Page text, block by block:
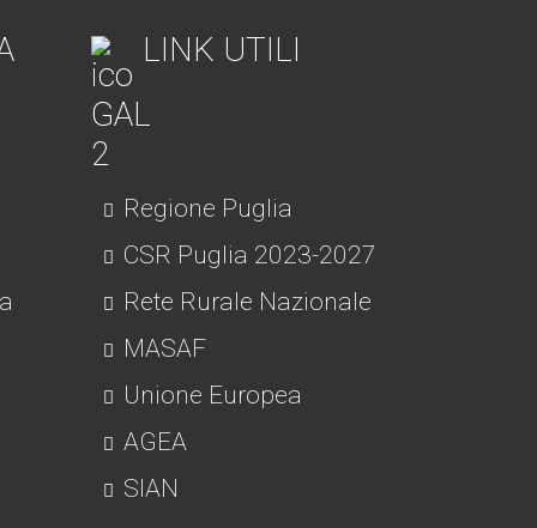
LINK UTILI
Regione Puglia
CSR Puglia 2023-2027
Rete Rurale Nazionale
MASAF
Unione Europea
AGEA
SIAN